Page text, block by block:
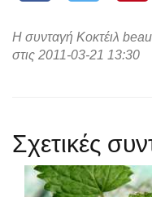
Η συνταγή Κοκτέιλ
στις 2011-03-21 13:30
Σχετικές